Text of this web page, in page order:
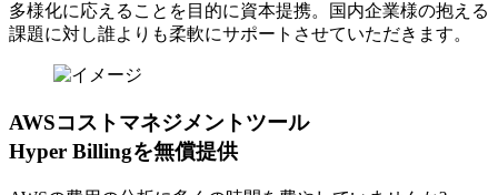
多様化に応えることを目的に資本提携。国内企業様の抱える
課題に対し誰よりも柔軟にサポートさせていただきます。
AWSコストマネジメントツール
Hyper Billingを無償提供